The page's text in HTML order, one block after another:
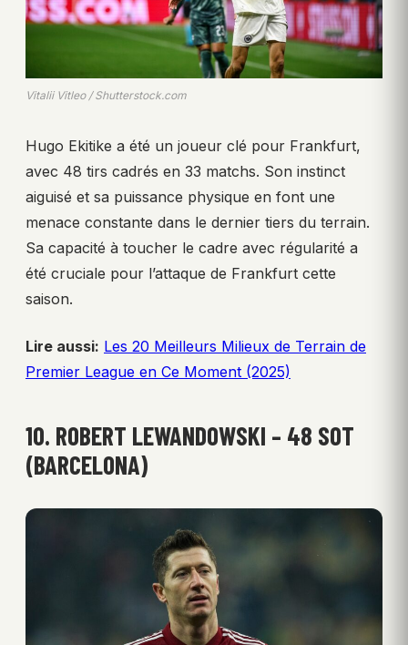
Vitalii Vitleo / Shutterstock.com
Hugo Ekitike a été un joueur clé pour Frankfurt,
avec 48 tirs cadrés en 33 matchs. Son instinct
aiguisé et sa puissance physique en font une
menace constante dans le dernier tiers du terrain.
Sa capacité à toucher le cadre avec régularité a
été cruciale pour l’attaque de Frankfurt cette
saison.
Lire aussi: Les 20 Meilleurs Milieux de Terrain de
Premier League en Ce Moment (2025)
10. ROBERT LEWANDOWSKI – 48 SOT
(BARCELONA)